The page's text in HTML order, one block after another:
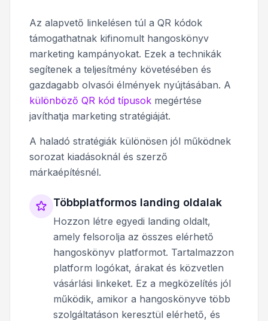
Az alapvető linkelésen túl a QR kódok
támogathatnak kifinomult hangoskönyv
marketing kampányokat. Ezek a technikák
segítenek a teljesítmény követésében és
gazdagabb olvasói élmények nyújtásában. A
különböző QR kód típusok megértése
javíthatja marketing stratégiáját.
A haladó stratégiák különösen jól működnek
sorozat kiadásoknál és szerző
márkaépítésnél.
Többplatformos landing oldalak
Hozzon létre egyedi landing oldalt,
amely felsorolja az összes elérhető
hangoskönyv platformot. Tartalmazzon
platform logókat, árakat és közvetlen
vásárlási linkeket. Ez a megközelítés jól
működik, amikor a hangoskönyve több
szolgáltatáson keresztül elérhető, és